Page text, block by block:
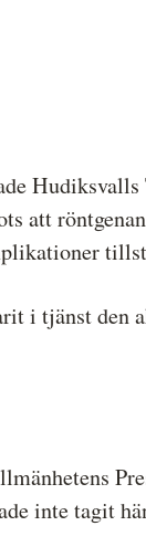
att
i tjänst den
inte tagit